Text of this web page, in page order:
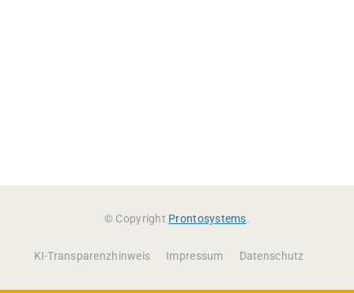
© Copyright Prontosystems.
KI-Transparenzhinweis Impressum Datenschutz